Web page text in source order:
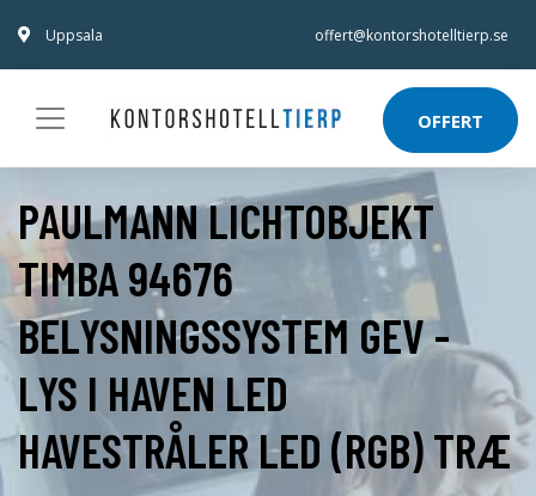
Uppsala offert@kontorshotelltierp.se
OFFERT
PAULMANN LICHTOBJEKT
TIMBA 94676
BELYSNINGSSYSTEM GEV -
LYS I HAVEN LED
HAVESTRÅLER LED (RGB) TRÆ